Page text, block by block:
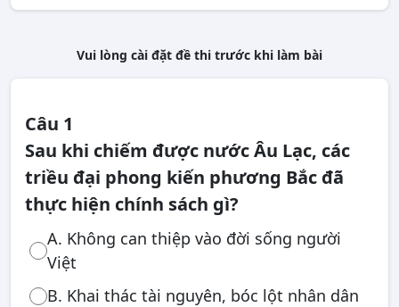
Vui lòng cài đặt đề thi trước khi làm bài
Câu 1
Sau khi chiếm được nước Âu Lạc, các
triều đại phong kiến phương Bắc đã
thực hiện chính sách gì?
A. Không can thiệp vào đời sống người
Việt
B. Khai thác tài nguyên, bóc lột nhân dân